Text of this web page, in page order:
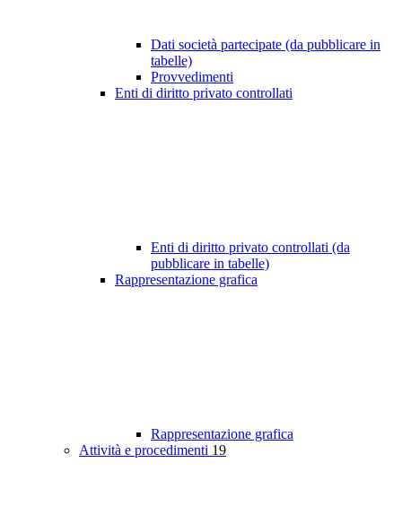
Dati società partecipate (da pubblicare in
tabelle)
Provvedimenti
Enti di diritto privato controllati
Enti di diritto privato controllati (da
pubblicare in tabelle)
Rappresentazione grafica
Rappresentazione grafica
Attività e procedimenti 19